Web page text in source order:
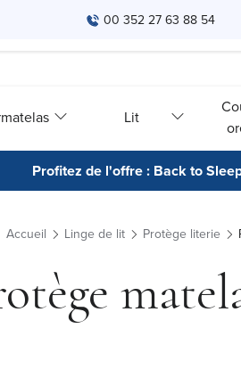
00 352 27 63 88 54
Lit
Profitez de l'offre : Back to
Accueil Linge de lit Protège literie